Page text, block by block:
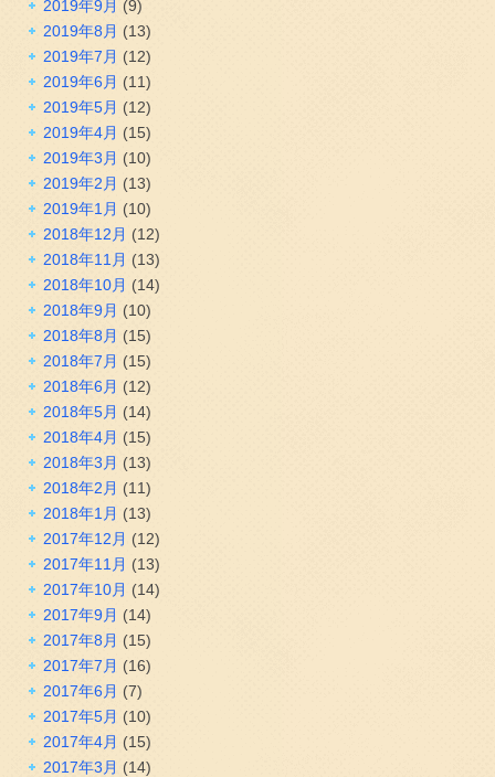
2019年9月 (9)
2019年8月 (13)
2019年7月 (12)
2019年6月 (11)
2019年5月 (12)
2019年4月 (15)
2019年3月 (10)
2019年2月 (13)
2019年1月 (10)
2018年12月 (12)
2018年11月 (13)
2018年10月 (14)
2018年9月 (10)
2018年8月 (15)
2018年7月 (15)
2018年6月 (12)
2018年5月 (14)
2018年4月 (15)
2018年3月 (13)
2018年2月 (11)
2018年1月 (13)
2017年12月 (12)
2017年11月 (13)
2017年10月 (14)
2017年9月 (14)
2017年8月 (15)
2017年7月 (16)
2017年6月 (7)
2017年5月 (10)
2017年4月 (15)
2017年3月 (14)